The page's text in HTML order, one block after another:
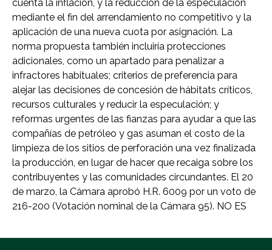
cuenta la inflación, y la reducción de la especulación
mediante el fin del arrendamiento no competitivo y la
aplicación de una nueva cuota por asignación. La
norma propuesta también incluiría protecciones
adicionales, como un apartado para penalizar a
infractores habituales; criterios de preferencia para
alejar las decisiones de concesión de hábitats críticos,
recursos culturales y reducir la especulación; y
reformas urgentes de las fianzas para ayudar a que las
compañías de petróleo y gas asuman el costo de la
limpieza de los sitios de perforación una vez finalizada
la producción, en lugar de hacer que recaiga sobre los
contribuyentes y las comunidades circundantes. El 20
de marzo, la Cámara aprobó H.R. 6009 por un voto de
216-200 (Votación nominal de la Cámara 95). NO ES